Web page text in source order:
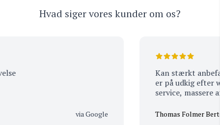
Hvad siger vores kunder om os?
via Google
Kan stærkt
er på udkig efter
service, massere
priser (billigere
Thomas Folmer